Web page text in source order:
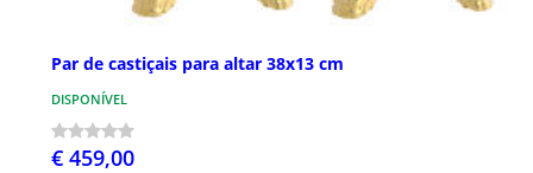
Par de castiçais para altar 38x13 cm
DISPONÍVEL
€ 459,00